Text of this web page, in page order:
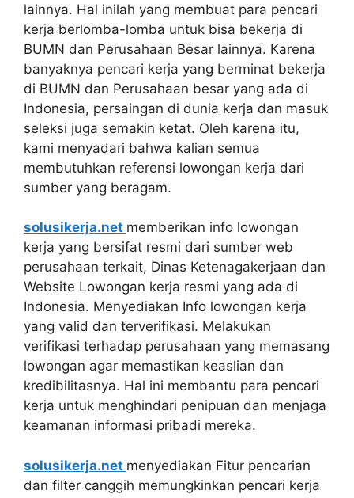
lainnya. Hal inilah yang membuat para pencari
kerja berlomba-lomba untuk bisa bekerja di
BUMN dan Perusahaan Besar lainnya. Karena
banyaknya pencari kerja yang berminat bekerja
di BUMN dan Perusahaan besar yang ada di
Indonesia, persaingan di dunia kerja dan masuk
seleksi juga semakin ketat. Oleh karena itu,
kami menyadari bahwa kalian semua
membutuhkan referensi lowongan kerja dari
sumber yang beragam.
solusikerja.net memberikan info lowongan
kerja yang bersifat resmi dari sumber web
perusahaan terkait, Dinas Ketenagakerjaan dan
Website Lowongan kerja resmi yang ada di
Indonesia. Menyediakan Info lowongan kerja
yang valid dan terverifikasi. Melakukan
verifikasi terhadap perusahaan yang memasang
lowongan agar memastikan keaslian dan
kredibilitasnya. Hal ini membantu para pencari
kerja untuk menghindari penipuan dan menjaga
keamanan informasi pribadi mereka.
solusikerja.net menyediakan Fitur pencarian
dan filter canggih memungkinkan pencari kerja